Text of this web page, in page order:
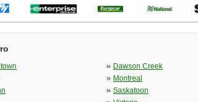
» Dawson Creek
» Montreal
» Saskatoon